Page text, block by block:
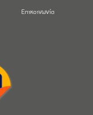
Επικοινωνία